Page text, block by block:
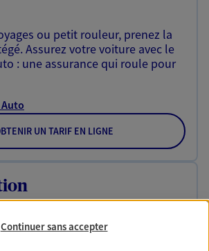
ou petit rouleur, prenez la
Assurez votre voiture avec le
: une assurance qui roule pour
UN TARIF EN LIGNE
est unique, comme vous. Le
assure votre sérénité en
vous tient à coeur.
Continuer sans accepter